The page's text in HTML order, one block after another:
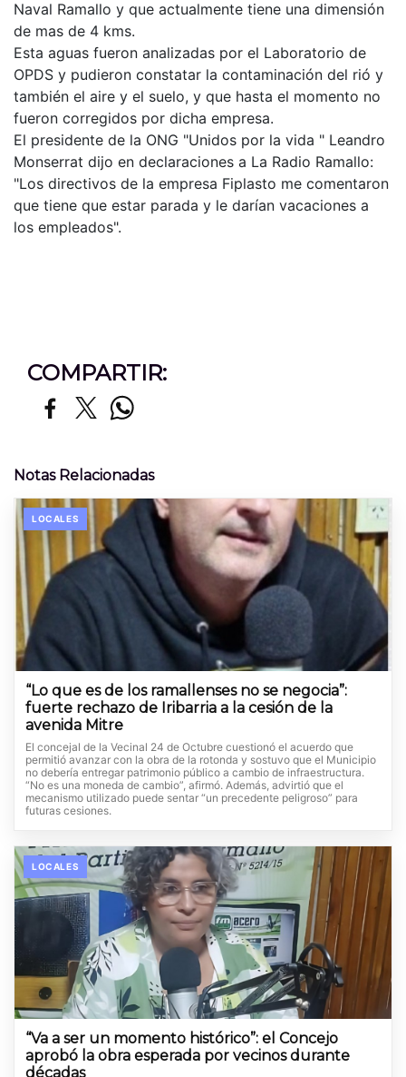
Naval Ramallo y que actualmente tiene una dimensión
de mas de 4 kms.
Esta aguas fueron analizadas por el Laboratorio de
OPDS y pudieron constatar la contaminación del rió y
también el aire y el suelo, y que hasta el momento no
fueron corregidos por dicha empresa.
El presidente de la ONG "Unidos por la vida " Leandro
Monserrat dijo en declaraciones a La Radio Ramallo:
"Los directivos de la empresa Fiplasto me comentaron
que tiene que estar parada y le darían vacaciones a
los empleados".
COMPARTIR:
Notas Relacionadas
LOCALES
“Lo que es de los ramallenses no se negocia”:
fuerte rechazo de Iribarria a la cesión de la
avenida Mitre
El concejal de la Vecinal 24 de Octubre cuestionó el acuerdo que
permitió avanzar con la obra de la rotonda y sostuvo que el Municipio
no debería entregar patrimonio público a cambio de infraestructura.
“No es una moneda de cambio”, afirmó. Además, advirtió que el
mecanismo utilizado puede sentar “un precedente peligroso” para
futuras cesiones.
LOCALES
“Va a ser un momento histórico”: el Concejo
aprobó la obra esperada por vecinos durante
décadas